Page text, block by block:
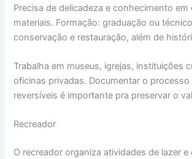
Precisa de delicadeza e conhecimento em
materiais. Formação: graduação ou
conservação e restauração, além de
Trabalha em museus, igrejas, instituições
oficinas privadas. Documentar o processo
reversíveis é importante pra preservar o
Recreador
O recreador organiza atividades de lazer e